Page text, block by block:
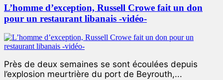
L’homme d’exception, Russell Crowe fait un don
pour un restaurant libanais -vidéo-
Près de deux semaines se sont écoulées depuis
l’explosion meurtrière du port de Beyrouth,...